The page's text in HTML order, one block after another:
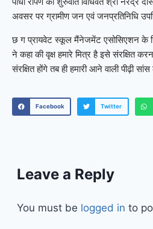
अवसर पर ग्रामीण जन एवं जनप्रतिनिधि
छ ग प्रायवेट स्कूल मैंनेजमेंट एसोसिएशन के
ने कहा की वृक्ष हमारे मित्र है इसे संरक्षित
संरक्षित होंगे तब ही हमारी आने वाली पीढ़ी
Facebook Twitter
Leave a Reply
You must be logged in to